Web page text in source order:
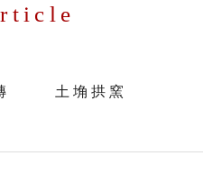
土埆拱窯